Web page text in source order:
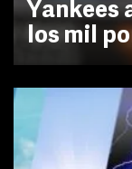
Yankees
los mil